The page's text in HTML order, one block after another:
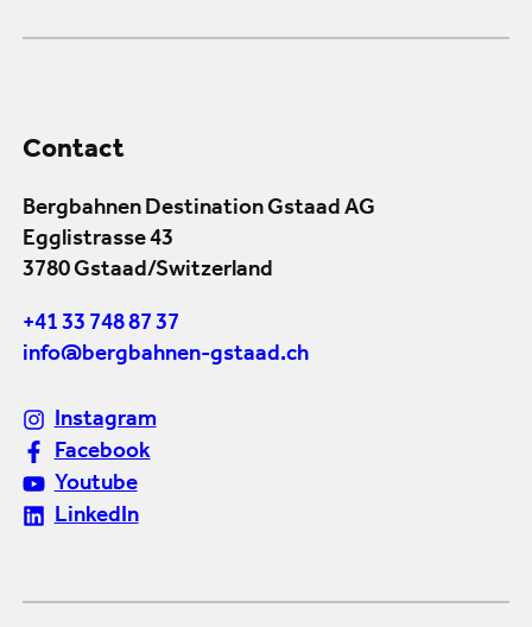
Contact
Bergbahnen Destination Gstaad AG
Egglistrasse 43
3780 Gstaad/Switzerland
+41 33 748 87 37
info@bergbahnen-gstaad.ch
Instagram
Facebook
Youtube
LinkedIn